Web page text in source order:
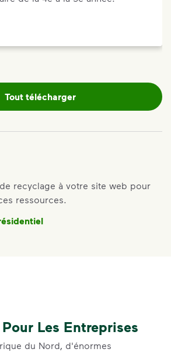
Tout télécharger
recyclage à votre site web pour
ressources.
Les Entreprises
du Nord, d'énormes